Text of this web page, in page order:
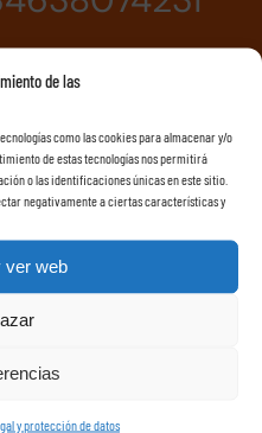
de las
como las cookies para almacenar y/o
de estas tecnologías nos permitirá
o las identificaciones únicas en este sitio.
negativamente a ciertas características y
ver web
y protección de datos